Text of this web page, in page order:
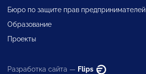
Бюро по защите прав предпринимателей
Образование
Проекты
Разработка сайта — Flips